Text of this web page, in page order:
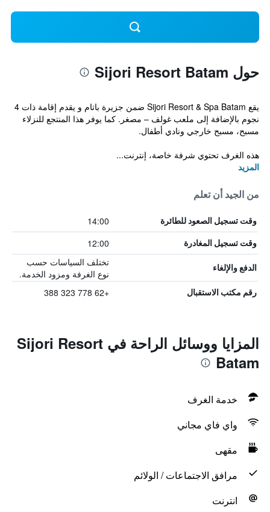
حول Sijori Resort Batam
يقع Sijori Resort & Spa Batam ضمن جزيرة باتام و يقدم إقامة ذات 4
نجوم بالإضافة إلى ملعب غولف – مصغر. كما يوفر هذا المنتجع للنزلاء
مسبح، مسبح خارجي ونادي أطفال.
هذه الغرف تحتوي شرفة خاصة، إنترنت...
المزيد
من الجيد أن تعلم
وقت تسجيل الصعود للطائرة 14:00
وقت تسجيل المغادرة 12:00
الدفع والإلغاء
تختلف السياسات حسب
نوع الغرفة ومزود الخدمة.
رقم مكتب الاستقبال +62 778 323 388
المزايا ووسائل الراحة في Sijori Resort
Batam
خدمة الغرف
واي فاي مجاني
مقهى
مرافق الاجتماعات / الولائم
انترنت